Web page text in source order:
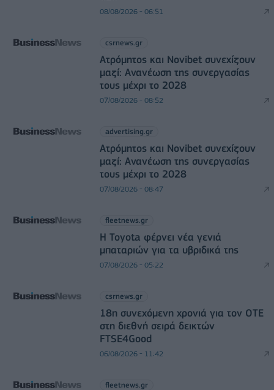
08/08/2026 - 06:51
csrnews.gr
Ατρόμητος και Novibet συνεχίζουν
μαζί: Ανανέωση της συνεργασίας
τους μέχρι το 2028
07/08/2026 - 08:52
advertising.gr
Ατρόμητος και Novibet συνεχίζουν
μαζί: Ανανέωση της συνεργασίας
τους μέχρι το 2028
07/08/2026 - 08:47
fleetnews.gr
Η Toyota φέρνει νέα γενιά
μπαταριών για τα υβριδικά της
07/08/2026 - 05:22
csrnews.gr
18η συνεχόμενη χρονιά για τον ΟΤΕ
στη διεθνή σειρά δεικτών
FTSE4Good
06/08/2026 - 11:42
fleetnews.gr